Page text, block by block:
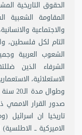
الحقوق التاريخية
المقاومة الشعبية
والاجتماعية
التام لكل فلسطين،
الشعوب العربية
الشرفاء الذين
الاستعلائية،
تاريخيا ان اسرائيل
الاميركية ــ